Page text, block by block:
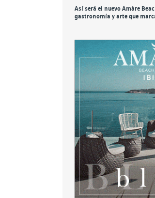
Así será el nuevo Amàre
gastronomía y arte que